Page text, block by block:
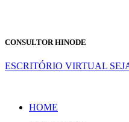
CONSULTOR HINODE
ESCRITÓRIO VIRTUAL
HOME